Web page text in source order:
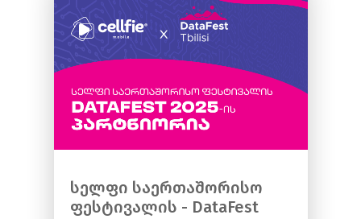
სელფი საერთაშორისო
ფესტივალის - DataFest